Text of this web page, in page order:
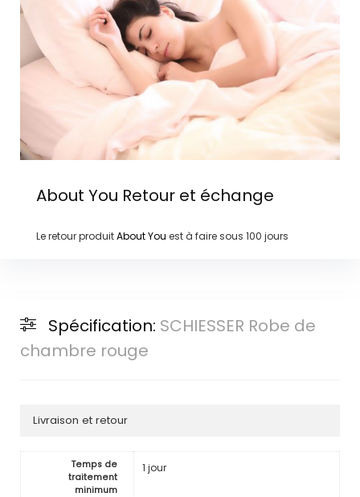
About You Retour et échange
Le retour produitAbout You est à faire sous 100 jours
Spécification: SCHIESSER Robe de
chambre rouge
Livraison et retour
Temps de
traitement
minimum
1 jour